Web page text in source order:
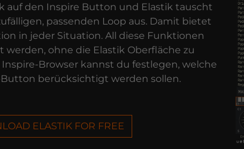
auf den Inspire Button und Elastik tauscht
passenden Loop aus. Damit bietet
in jeder Situation. All diese Funktionen
ohne die Elastik Oberfläche zu
Browser kannst du festlegen, welche
berücksichtigt werden sollen.
ELASTIK FOR FREE